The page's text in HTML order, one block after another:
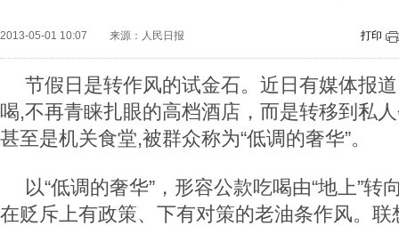
2013-05-01 10:07 来源：人民日报 打印
节假日是转作风的试金石。近日有媒体报
喝,不再青睐扎眼的高档酒店，而是转移到私
甚至是机关食堂,被群众称为“低调的奢华”。
以“低调的奢华”，形容公款吃喝由“地上”转
在贬斥上有政策、下有对策的老油条作风。联